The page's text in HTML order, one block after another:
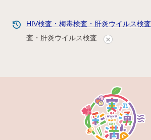
HIV検査・梅毒検査・肝炎ウイルス検査
査・肝炎ウイルス検査